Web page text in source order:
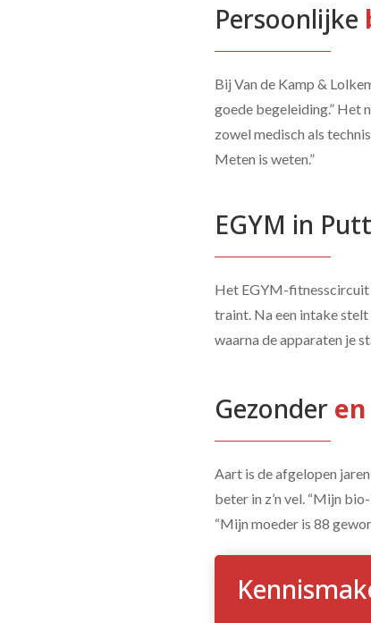
Persoonlijke
Bij Van de Kamp &
goede begeleiding.” Het
zowel medisch als
Meten is weten.”
EGYM in
Het EGYM-fitnesscircuit
traint. Na een intake stelt
waarna de apparaten je
Gezonder en
Aart is de afgelopen
beter in z’n vel. “Mijn
“Mijn moeder is 88